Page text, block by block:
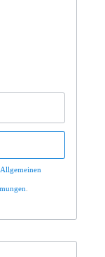
Allgemeinen